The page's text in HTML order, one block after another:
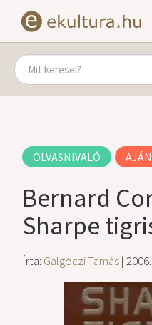
OLVASNIVALÓ
Bernard
Sharpe
Írta: Galgóczi Tamás|